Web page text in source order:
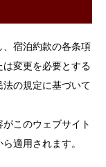
、宿泊約款の各条項
変更を必要とする
の規定に基づいて
このウェブサイト
適用されます。